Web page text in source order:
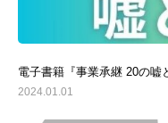
電子書籍『事業承継 20の嘘
2024.01.01